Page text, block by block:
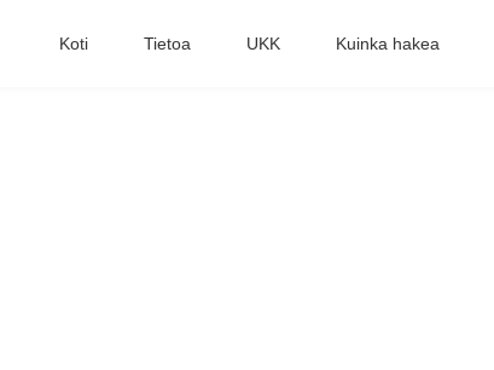
Koti Tietoa UKK Kuinka hakea